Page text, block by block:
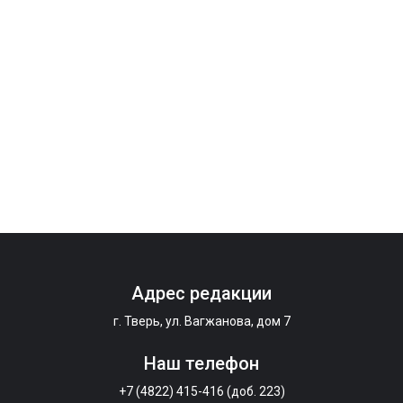
Адрес редакции
г. Тверь, ул. Вагжанова, дом 7
Наш телефон
+7 (4822) 415-416 (доб. 223)